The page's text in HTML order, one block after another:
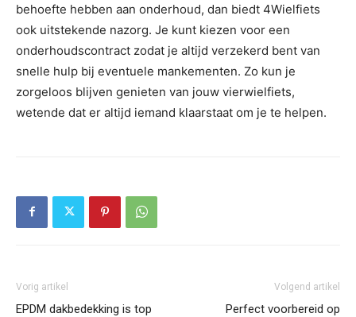
behoefte hebben aan onderhoud, dan biedt 4Wielfiets
ook uitstekende nazorg. Je kunt kiezen voor een
onderhoudscontract zodat je altijd verzekerd bent van
snelle hulp bij eventuele mankementen. Zo kun je
zorgeloos blijven genieten van jouw vierwielfiets,
wetende dat er altijd iemand klaarstaat om je te helpen.
Vorig artikel
EPDM dakbedekking is top
Volgend artikel
Perfect voorbereid op